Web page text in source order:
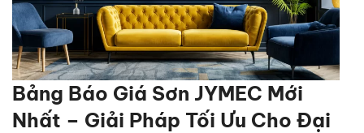
Bảng Báo Giá Sơn JYMEC Mới
Nhất – Giải Pháp Tối Ưu Cho Đại